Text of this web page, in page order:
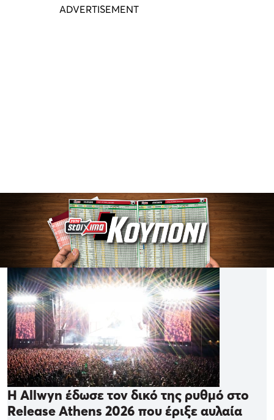
Η Allwyn έδωσε τον δικό της ρυθμό στο
Release Athens 2026 που έριξε αυλαία